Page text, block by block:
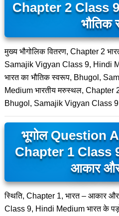
Chapter 2 Class
भौतिक
मुख्य भौगोलिक वितरण, Chapter 2
Samajik Vigyan Class 9, Hindi
भारत का भौतिक स्वरूप, Bhugol,
Medium भारतीय मरुस्थल, Chapter
Bhugol, Samajik Vigyan Class
भूगोल Question
Chapter 1 Class
आकार और
स्थिति, Chapter 1, भारत – आकार
Class 9, Hindi Medium भारत के